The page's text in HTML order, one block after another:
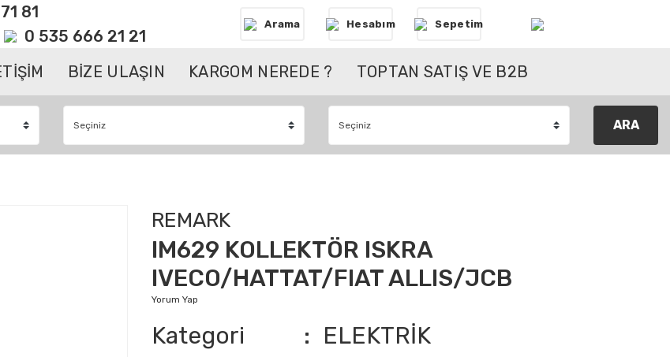
81
0 535 666 21 21
Arama Hesabım Sepetim
BİZE ULAŞIN KARGOM NEREDE ? TOPTAN SATIŞ VE B2B
ARA
REMARK
IM629 KOLLEKTÖR ISKRA
IVECO/HATTAT/FIAT ALLIS/JCB
Yorum Yap
Kategori
ELEKTRİK